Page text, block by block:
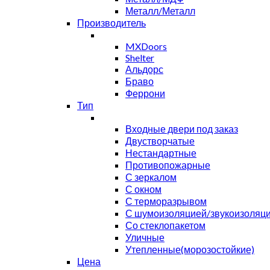
Металл/Металл
Производитель
MXDoors
Shelter
Альдорс
Браво
Феррони
Тип
Входные двери под заказ
Двустворчатые
Нестандартные
Противопожарные
С зеркалом
С окном
С терморазрывом
С шумоизоляцией/
Со стеклопакетом
Уличные
Утепленные(морозостойкие)
Цена